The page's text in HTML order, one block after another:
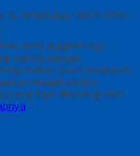
📞 WhatsApp: 0812-2282-
akan supplier toga
seiring dengan
acara kelulusan
menjadi simbol
yang ingin dikenang oleh